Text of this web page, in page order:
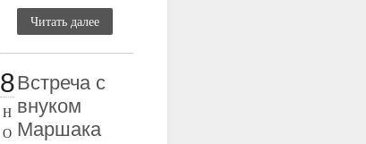
Читать далее
8
Н
О
Встреча с
внуком
Маршака